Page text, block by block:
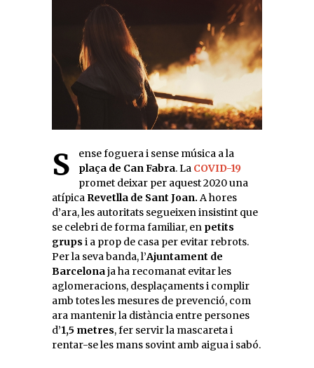
Sense foguera i sense música a la
plaça de Can Fabra. La COVID-19
promet deixar per aquest 2020 una
atípica Revetlla de Sant Joan. A hores
d’ara, les autoritats segueixen insistint que
se celebri de forma familiar, en petits
grups i a prop de casa per evitar rebrots.
Per la seva banda, l’Ajuntament de
Barcelonaja ha recomanat evitar les
aglomeracions, desplaçaments i complir
amb totes les mesures de prevenció, com
ara mantenir la distància entre persones
d’1,5 metres, fer servir la mascareta i
rentar-se les mans sovint amb aigua i sabó.